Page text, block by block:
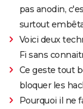
pas anodin,
surtout
Voici deux
Fi sans
Ce geste tout
bloquer les
Pourquoi il ne